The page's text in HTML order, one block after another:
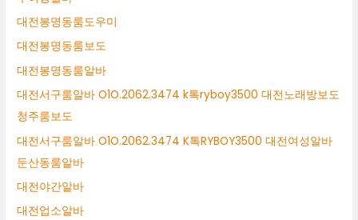
대전봉명동룸도우미
대전봉명동룸보도
대전봉명동룸알바
대전서구룸알바 O1O.2062.3474 k톡ryboy3500 대전노래방보도
청주룸보도
대전서구룸알바 O1O.2062.3474 K톡RYBOY3500 대전여성알바
둔산동룸알바
대전야간알바
대전업소알바